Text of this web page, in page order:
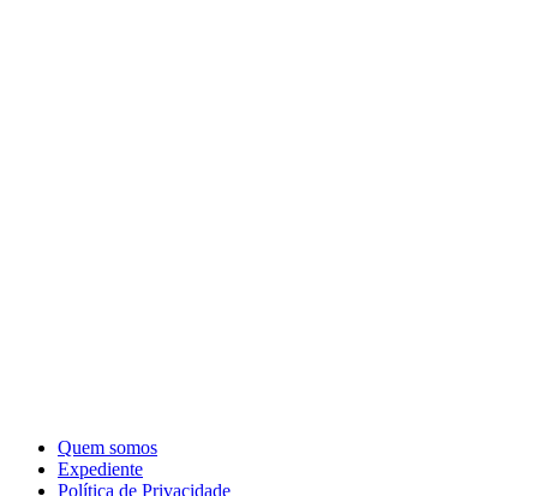
Quem somos
Expediente
Política de Privacidade